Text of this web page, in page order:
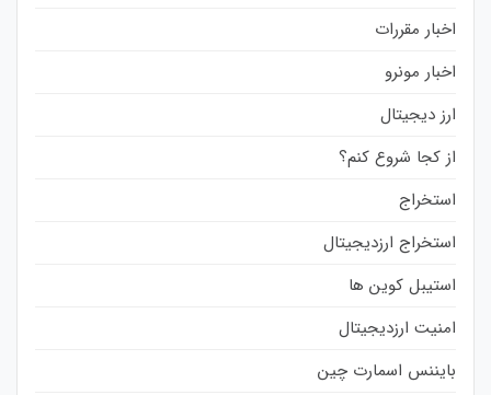
اخبار مقررات
اخبار مونرو
ارز دیجیتال
از کجا شروع کنم؟
استخراج
استخراج ارزدیجیتال
استیبل کوین ها
امنیت ارزدیجیتال
بایننس اسمارت چین